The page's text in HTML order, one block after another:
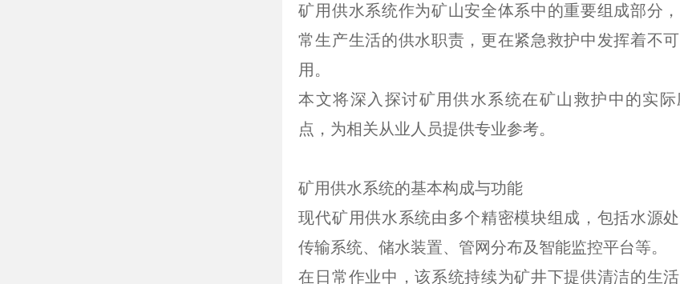
矿用供水系统作为矿山安全体系中的重要组成部分
常生产生活的供水职责，更在紧急救护中发挥着不
用。
本文将深入探讨矿用供水系统在矿山救护中的实
点，为相关从业人员提供专业参考。
矿用供水系统的基本构成与功能
现代矿用供水系统由多个精密模块组成，包括水源
传输系统、储水装置、管网分布及智能监控平台等。
在日常作业中，该系统持续为矿井下提供清洁的生